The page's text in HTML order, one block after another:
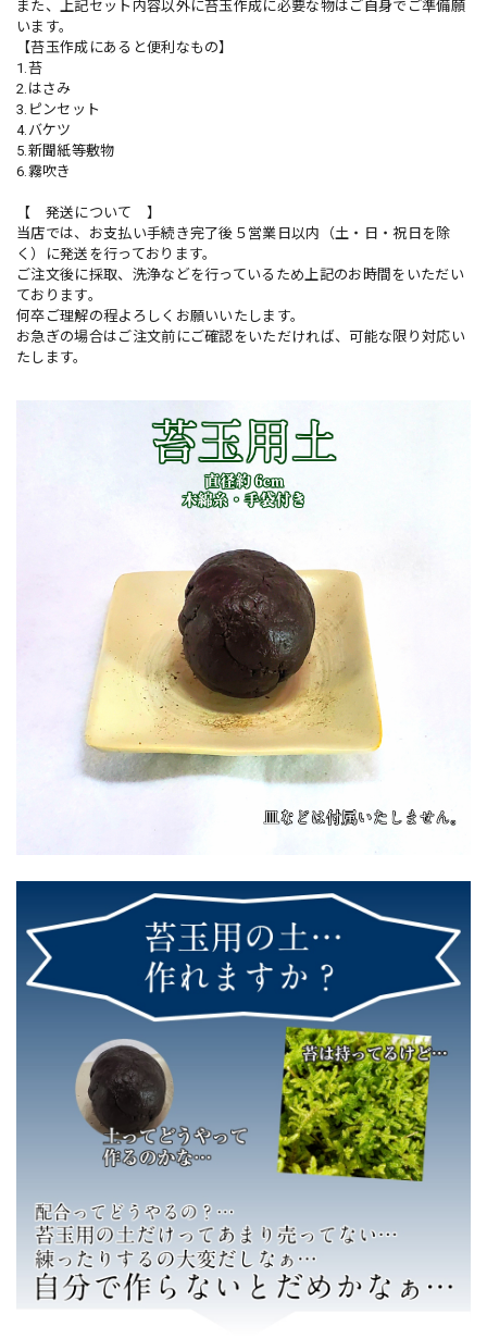
また、上記セット内容以外に苔玉作成に必要な物はご自身でご準備願
います。
【苔玉作成にあると便利なもの】
1.苔
2.はさみ
3.ピンセット
4.バケツ
5.新聞紙等敷物
6.霧吹き
【 発送について 】
当店では、お支払い手続き完了後５営業日以内（土・日・祝日を除
く）に発送を行っております。
ご注文後に採取、洗浄などを行っているため上記のお時間をいただい
ております。
何卒ご理解の程よろしくお願いいたします。
お急ぎの場合はご注文前にご確認をいただければ、可能な限り対応い
たします。